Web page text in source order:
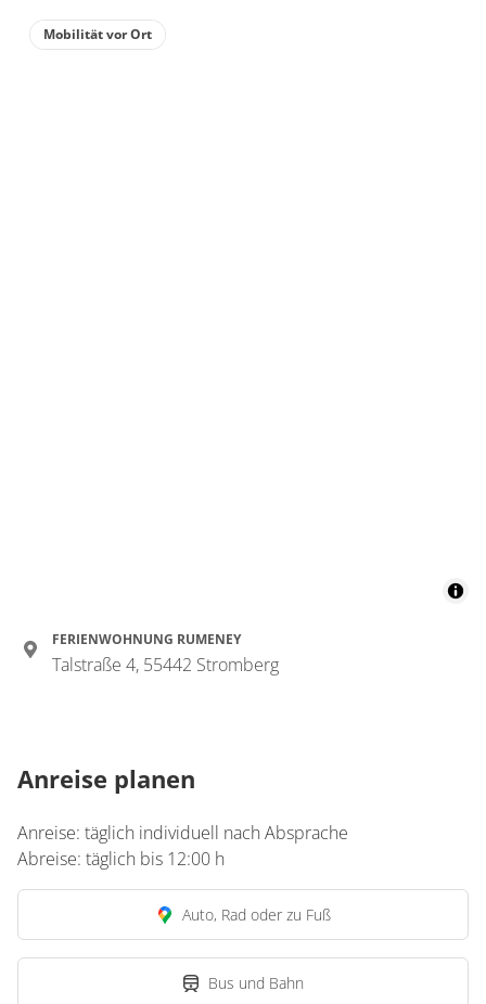
Mobilität vor Ort
FERIENWOHNUNG RUMENEY
Talstraße 4, 55442 Stromberg
Anreise planen
Anreise: täglich individuell nach Absprache
Abreise: täglich bis 12:00 h
Auto, Rad oder zu Fuß
Bus und Bahn